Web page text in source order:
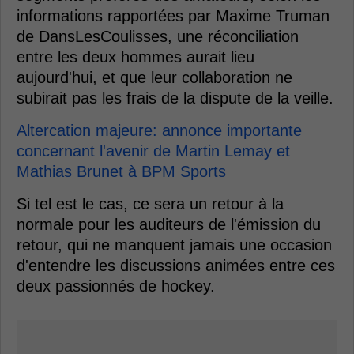
informations rapportées par Maxime Truman
de DansLesCoulisses, une réconciliation
entre les deux hommes aurait lieu
aujourd'hui, et que leur collaboration ne
subirait pas les frais de la dispute de la veille.
Altercation majeure: annonce importante
concernant l'avenir de Martin Lemay et
Mathias Brunet à BPM Sports
Si tel est le cas, ce sera un retour à la
normale pour les auditeurs de l'émission du
retour, qui ne manquent jamais une occasion
d'entendre les discussions animées entre ces
deux passionnés de hockey.